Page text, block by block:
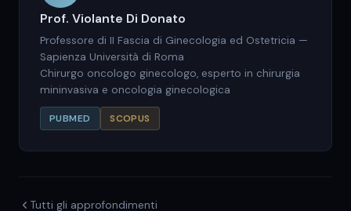
Prof. Violante Di Donato
Professore di II Fascia di Ginecologia ed Ostetricia —
Sapienza Università di Roma
Chirurgo oncologo ginecologo, esperto in chirurgia
mininvasiva e oncologia ginecologica
PUBMED SCOPUS
Tutti gli approfondimenti